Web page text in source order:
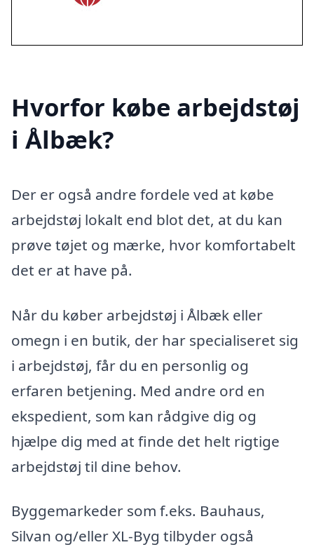
Hvorfor købe arbejdstøj
i Ålbæk?
Der er også andre fordele ved at købe
arbejdstøj lokalt end blot det, at du kan
prøve tøjet og mærke, hvor komfortabelt
det er at have på.
Når du køber arbejdstøj i Ålbæk eller
omegn i en butik, der har specialiseret sig
i arbejdstøj, får du en personlig og
erfaren betjening. Med andre ord en
ekspedient, som kan rådgive dig og
hjælpe dig med at finde det helt rigtige
arbejdstøj til dine behov.
Byggemarkeder som f.eks. Bauhaus,
Silvan og/eller XL-Byg tilbyder også